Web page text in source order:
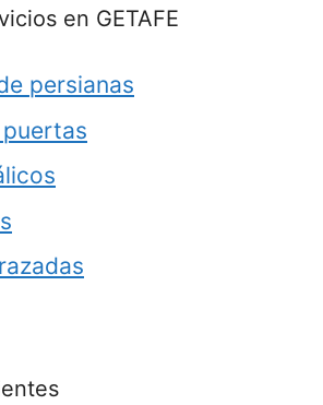
en GETAFE
persianas